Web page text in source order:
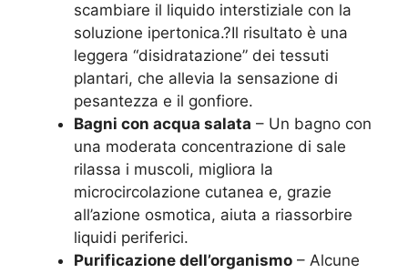
scambiare il liquido interstiziale con la
soluzione ipertonica.?Il risultato è una
leggera “disidratazione” dei tessuti
plantari, che allevia la sensazione di
pesantezza e il gonfiore.
Bagni con acqua salata – Un bagno con
una moderata concentrazione di sale
rilassa i muscoli, migliora la
microcircolazione cutanea e, grazie
all’azione osmotica, aiuta a riassorbire
liquidi periferici.
Purificazione dell’organismo – Alcune